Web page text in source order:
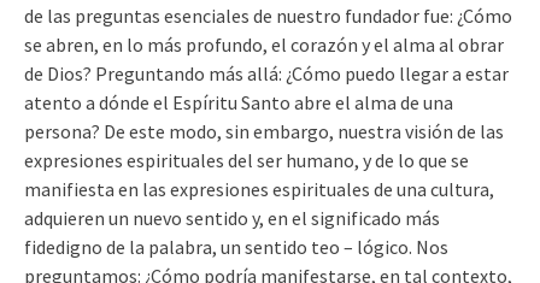
de las preguntas esenciales de nuestro fundador fue: ¿Cómo
se abren, en lo más profundo, el corazón y el alma al obrar
de Dios? Preguntando más allá: ¿Cómo puedo llegar a estar
atento a dónde el Espíritu Santo abre el alma de una
persona? De este modo, sin embargo, nuestra visión de las
expresiones espirituales del ser humano, y de lo que se
manifiesta en las expresiones espirituales de una cultura,
adquieren un nuevo sentido y, en el significado más
fidedigno de la palabra, un sentido teo – lógico. Nos
preguntamos: ¿Cómo podría manifestarse, en tal contexto,